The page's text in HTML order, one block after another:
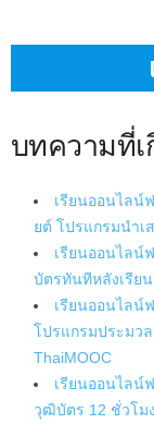
บทความที่เ
เรียนออนไลน์
ยต์ โปรแกรมนำเ
เรียนออนไลน์
บัตรทันทีหลังเรีย
เรียนออนไลน์
โปรแกรมประมว
ThaiMOOC
เรียนออนไลน์
วุฒิบัตร 12 ชั่วโม